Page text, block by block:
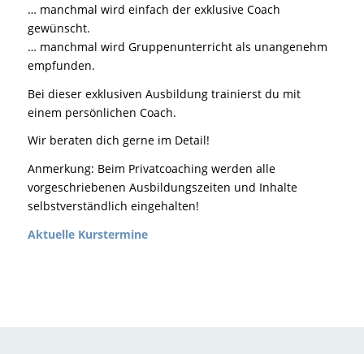
… manchmal wird einfach der exklusive Coach
gewünscht.
… manchmal wird Gruppenunterricht als unangenehm
empfunden.
Bei dieser exklusiven Ausbildung trainierst du mit
einem persönlichen Coach.
Wir beraten dich gerne im Detail!
Anmerkung: Beim Privatcoaching werden alle
vorgeschriebenen Ausbildungszeiten und Inhalte
selbstverständlich eingehalten!
Aktuelle Kurstermine